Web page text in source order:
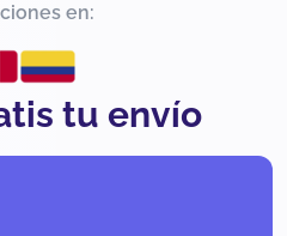
en:
tu envío